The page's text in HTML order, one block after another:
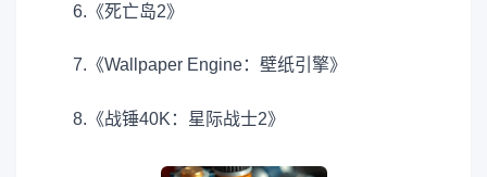
6.《死亡岛2》
7.《Wallpaper Engine：壁纸引擎》
8.《战锤40K：星际战士2》